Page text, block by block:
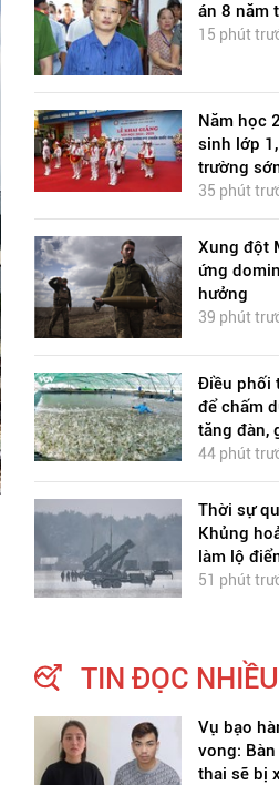
án 8 năm
15 phút
Năm học
sinh lớp
trường
35 phút
Xung đột
ứng
hưởng
39 phút
Điều phối
để chấm
tăng đàn,
44 phút
Thời sự
Khủng
làm lộ
51 phút
TIN ĐỌC
Vụ bạo
vong:
thai sẽ bị